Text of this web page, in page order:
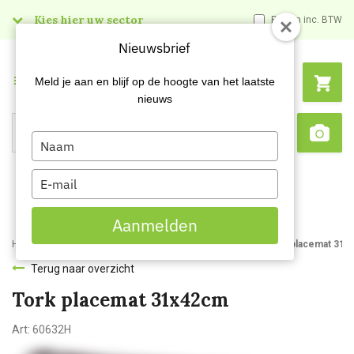
Kies hier uw sector Prijzen inc. BTW
Search
Menu
Home Webshop Hygienepapier Overig hygiënepapier Tork placemat
Terug naar overzicht
Tork placemat 31x42cm
Art: 60632H
Nieuwsbrief
Meld je aan en blijf op de hoogte van het laatste
nieuws
Type
your
name
Type
your
email
Aanmelden